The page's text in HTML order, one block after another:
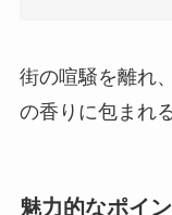
街の喧騒を離れ
の香りに包まれ
魅力的なポイ